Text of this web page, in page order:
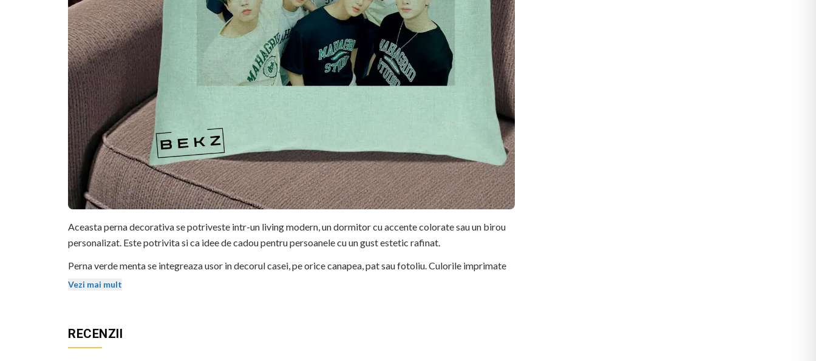
Aceasta perna decorativa se potriveste intr-un living modern, un dormitor cu accente colorate sau un birou
personalizat. Este potrivita si ca idee de cadou pentru persoanele cu un gust estetic rafinat.
Perna verde menta se integreaza usor in decorul casei, pe orice canapea, pat sau fotoliu. Culorile imprimate
isi mentin stralucirea si dupa spalari repetate.
Vezi mai mult
RECENZII